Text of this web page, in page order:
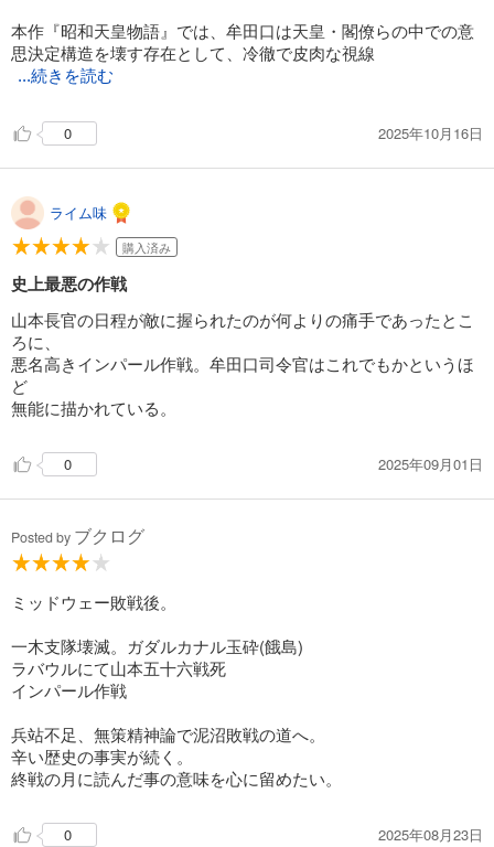
本作『昭和天皇物語』では、牟田口は天皇・閣僚らの中での意
思決定構造を壊す存在として、冷徹で皮肉な視線
...続きを読む
0 2025年10月16日
ライム味
購入済み
史上最悪の作戦
山本長官の日程が敵に握られたのが何よりの痛手であったとこ
ろに、
悪名高きインパール作戦。牟田口司令官はこれでもかというほ
ど
無能に描かれている。
0 2025年09月01日
Posted by ブクログ
ミッドウェー敗戦後。
一木支隊壊滅。ガダルカナル玉砕(餓島)
ラバウルにて山本五十六戦死
インパール作戦
兵站不足、無策精神論で泥沼敗戦の道へ。
辛い歴史の事実が続く。
終戦の月に読んだ事の意味を心に留めたい。
0 2025年08月23日